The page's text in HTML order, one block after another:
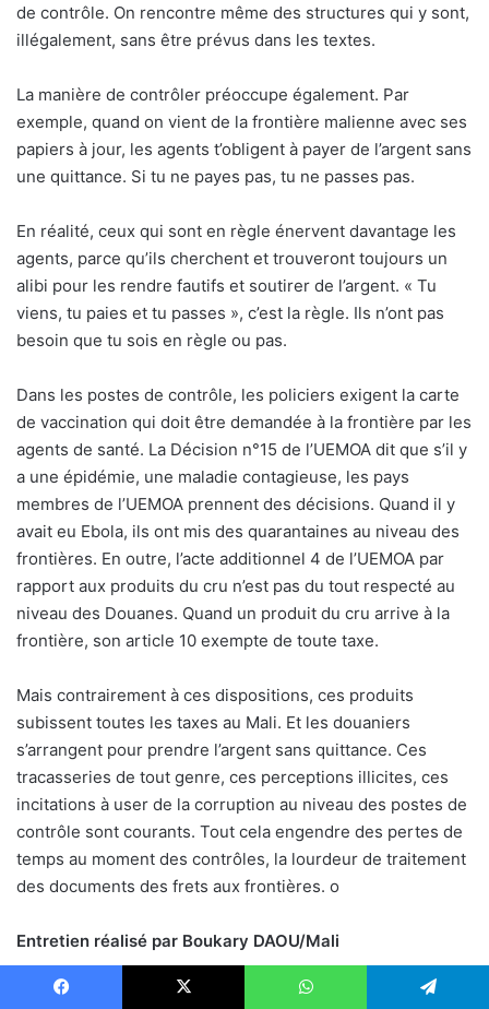
de contrôle. On rencontre même des structures qui y sont,
illégalement, sans être prévus dans les textes.
La manière de contrôler préoccupe également. Par
exemple, quand on vient de la frontière malienne avec ses
papiers à jour, les agents t’obligent à payer de l’argent sans
une quittance. Si tu ne payes pas, tu ne passes pas.
En réalité, ceux qui sont en règle énervent davantage les
agents, parce qu’ils cherchent et trouveront toujours un
alibi pour les rendre fautifs et soutirer de l’argent. « Tu
viens, tu paies et tu passes », c’est la règle. Ils n’ont pas
besoin que tu sois en règle ou pas.
Dans les postes de contrôle, les policiers exigent la carte
de vaccination qui doit être demandée à la frontière par les
agents de santé. La Décision n°15 de l’UEMOA dit que s’il y
a une épidémie, une maladie contagieuse, les pays
membres de l’UEMOA prennent des décisions. Quand il y
avait eu Ebola, ils ont mis des quarantaines au niveau des
frontières. En outre, l’acte additionnel 4 de l’UEMOA par
rapport aux produits du cru n’est pas du tout respecté au
niveau des Douanes. Quand un produit du cru arrive à la
frontière, son article 10 exempte de toute taxe.
Mais contrairement à ces dispositions, ces produits
subissent toutes les taxes au Mali. Et les douaniers
s’arrangent pour prendre l’argent sans quittance. Ces
tracasseries de tout genre, ces perceptions illicites, ces
incitations à user de la corruption au niveau des postes de
contrôle sont courants. Tout cela engendre des pertes de
temps au moment des contrôles, la lourdeur de traitement
des documents des frets aux frontières. o
Entretien réalisé par Boukary DAOU/Mali